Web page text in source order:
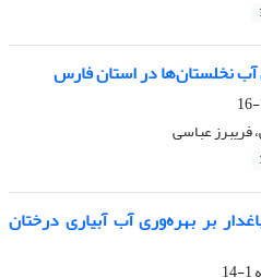
نخلستان‌ها در استان فارس
فریبرز عباسی
بر بهره‌وری آب آبیاری درختان